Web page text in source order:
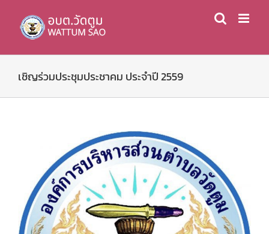
content
เชิญร่วมประชุมประชาคม ประจำปี 2559